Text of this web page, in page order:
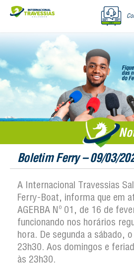
Boletim Ferry – 09/03/
A Internacional Travessias
Ferry-Boat, informa que em
AGERBA Nº 01, de 16 de
funcionando nos horários
hora. De segunda a sábado,
23h30. Aos domingos e
às 23h30.